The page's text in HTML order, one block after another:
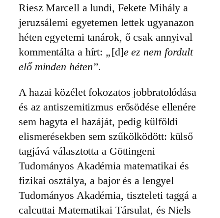
Riesz Marcell a lundi, Fekete Mihály a
jeruzsálemi egyetemen lettek ugyanazon
héten egyetemi tanárok, ő csak annyival
kommentálta a hírt: „[d]e ez nem fordult
elő minden héten”.
A hazai közélet fokozatos jobbratolódása
és az antiszemitizmus erősödése ellenére
sem hagyta el hazáját, pedig külföldi
elismerésekben sem szűkölködött: külső
tagjává választotta a Göttingeni
Tudományos Akadémia matematikai és
fizikai osztálya, a bajor és a lengyel
Tudományos Akadémia, tiszteleti taggá a
calcuttai Matematikai Társulat, és Niels